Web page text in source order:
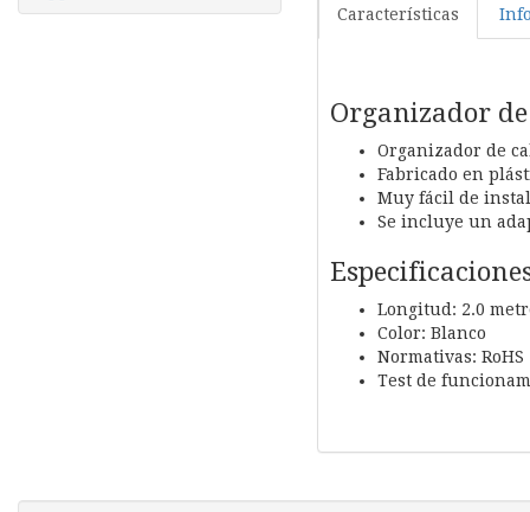
Características
Organizador
Organizador de
Fabricado en
Muy fácil de
Se incluye un
Longitud: 2.0
Color: Blanco
Normativas: RoHS
Test de